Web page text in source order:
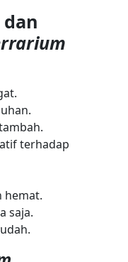
terhadap
hemat.
saja.